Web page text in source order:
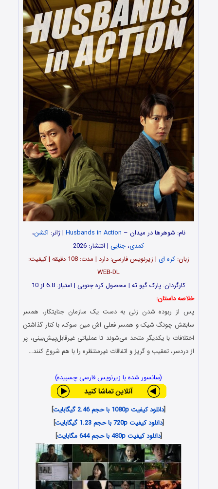
نام: شوهرها در میدان – Husbands in Action | ژانر: اکشن،
کمدی، جنایی | انتشار: 2026
زبان:کره ای
| زیرنویس فارسی: دارد | مدت: 108 دقیقه | کیفیت:
WEB-DL
کارگردان: پارک گیو ته | محصول کره جنوبی | امتیاز: 6.8 از 10
خلاصه داستان:
پس از ربوده شدن زنی به دست یک سازمان جنایتکار، همسر
سابقش چونگ شیک و همسر فعلی اش مین سوک، با کنار گذاشتن
اختلافات با یکدیگر متحد می‌شوند تا عملیاتی غیرقابل‌پیش‌بینی، پر
از دردسر، تعقیب و گریز و اتفاقات غیرمنتظره را با هم شروع کنند…
(سانسور شده با زیرنویس فارسی چسبیده)
[دانلود کیفیت 1080p با حجم 2.46 گیگابایت
]
[دانلود کیفیت 720p با حجم 1.23 گیگابایت
]
[دانلود کیفیت 480p با حجم 644 مگابایت ]